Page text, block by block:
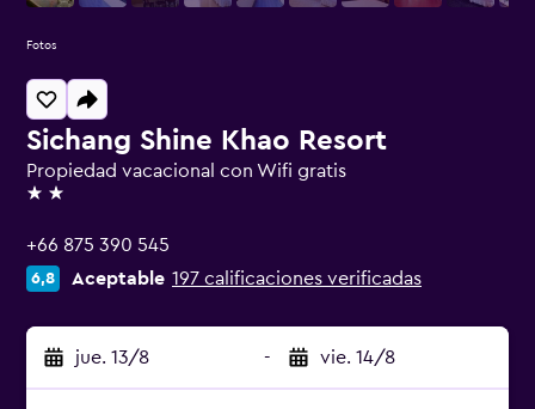
Sichang Shine Khao Resort
Propiedad vacacional con Wifi gratis
2 estrellas
+66 875 390 545
6,8 Aceptable 197 calificaciones verificadas
jue. 13/8 - vie. 14/8
Fotos